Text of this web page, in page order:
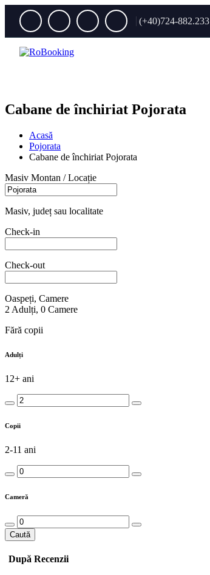
(+40)724-882.233
Cabane de închiriat Pojorata
Acasă
Pojorata
Cabane de închiriat Pojorata
Masiv Montan / Locație
Masiv, județ sau localitate
Check-in
Check-out
Oaspeți, Camere
2 Adulți, 0 Camere
Fără copii
Adulți
12+ ani
Copii
2-11 ani
Cameră
Caută
După Recenzii